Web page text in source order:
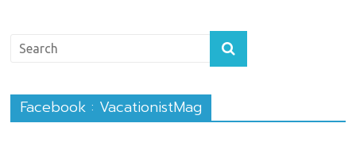
Facebook : VacationistMag